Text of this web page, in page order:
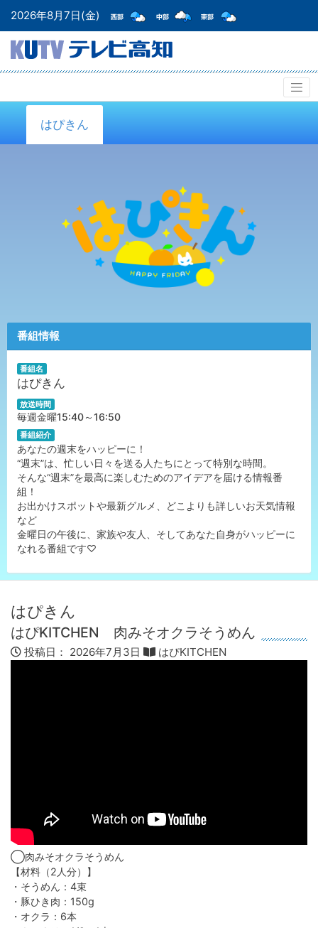
2026年8月7日(金)
はぴきん
番組情報
番組名
はぴきん
放送時間
毎週金曜15:40～16:50
番組紹介
あなたの週末をハッピーに！
“週末”は、忙しい日々を送る人たちにとって特別な時間。
そんな“週末”を最高に楽しむためのアイデアを届ける情報番
組！
お出かけスポットや最新グルメ、どこよりも詳しいお天気情報
など
金曜日の午後に、家族や友人、そしてあなた自身がハッピーに
なれる番組です♡
はぴきん
はぴKITCHEN 肉みそオクラそうめん
投稿日： 2026年7月3日 はぴKITCHEN
◯肉みそオクラそうめん
【材料（2人分）】
・そうめん：4束
・豚ひき肉：150g
・オクラ：6本